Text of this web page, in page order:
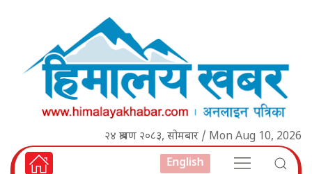
२४ श्रावण २०८३, सोमबार / Mon Aug 10, 2026
English